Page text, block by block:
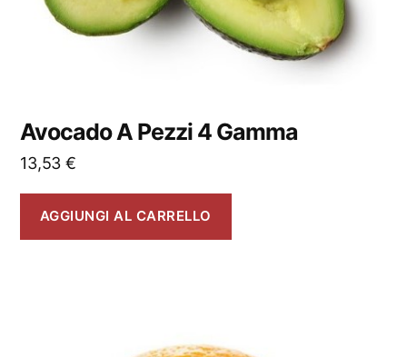
Avocado A Pezzi 4 Gamma
13,53 €
AGGIUNGI AL CARRELLO